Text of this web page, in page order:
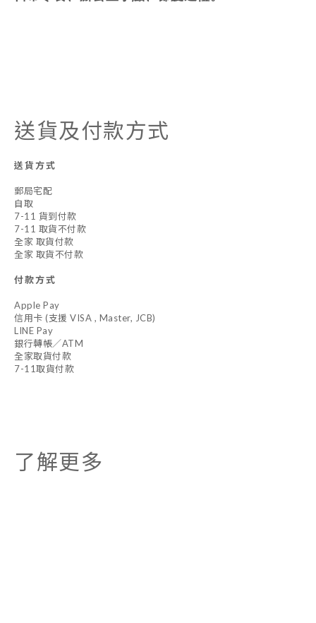
送貨及付款方式
送貨方式
郵局宅配
自取
7-11 貨到付款
7-11 取貨不付款
全家 取貨付款
全家 取貨不付款
付款方式
Apple Pay
信用卡 (支援 VISA , Master, JCB)
LINE Pay
銀行轉帳／ATM
全家取貨付款
7-11取貨付款
了解更多